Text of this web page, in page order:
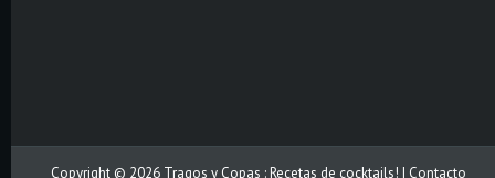
Copyright © 2026 Tragos y Copas : Recetas de cocktails! | Contacto